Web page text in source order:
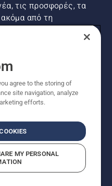
τις προσφορές, τα
από τη
ΔΕΛΤΊΟ
την επιφύλαξη παντός
agree to the storing of
site navigation, analyze
efforts.
MY PERSONAL